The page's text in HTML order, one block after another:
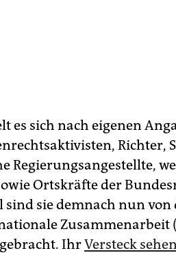
es sich nach eigenen
Richter,
Regierungsangestellte,
Ortskräfte der
sie demnach nun von
Zusammenarbeit
IhrVersteck